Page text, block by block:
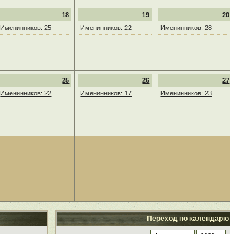
18
Именинников: 25
19
Именинников: 22
20
Именинников: 28
25
Именинников: 22
26
Именинников: 17
27
Именинников: 23
Переход по календарю